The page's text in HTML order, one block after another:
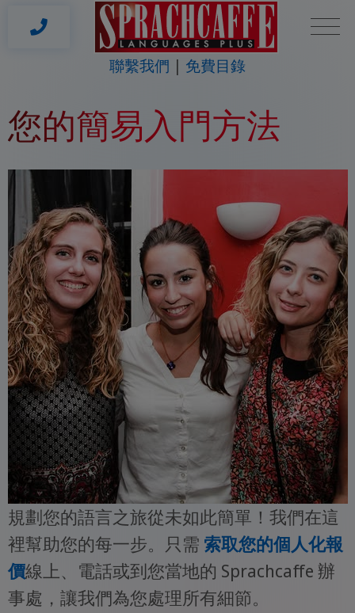
聯繫我們 免費目錄
您的簡易入門方法
規劃您的語言之旅從未如此簡單！我們在這
裡幫助您的每一步。只需 索取您的個人化報
價線上、電話或到您當地的 Sprachcaffe 辦
事處，讓我們為您處理所有細節。